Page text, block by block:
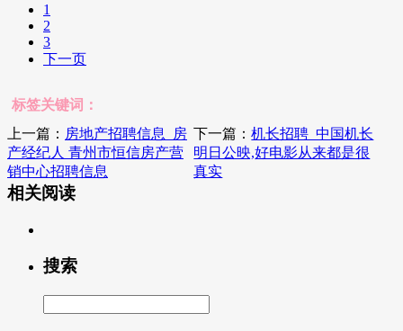
1
2
3
下一页
标签关键词：
上一篇： 房地产招聘信息_房
产经纪人 青州市恒信房产营
销中心招聘信息
下一篇：机长招聘_中国机长
明日公映,好电影从来都是很
真实
相关阅读
搜索